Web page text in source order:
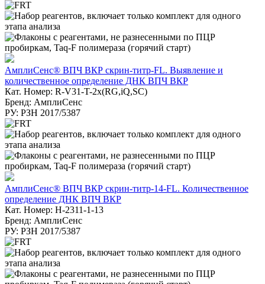
АмплиСенс® ВПЧ ВКР скрин-титр-FL. Выявление и
количественное определение ДНК ВПЧ ВКР
Кат. Номер: R-V31-T-2x(RG,iQ,SC)
Бренд: АмплиСенс
РУ: РЗН 2017/5387
АмплиСенс® ВПЧ ВКР скрин-титр-14-FL. Количественное
определение ДНК ВПЧ ВКР
Кат. Номер: H-2311-1-13
Бренд: АмплиСенс
РУ: РЗН 2017/5387